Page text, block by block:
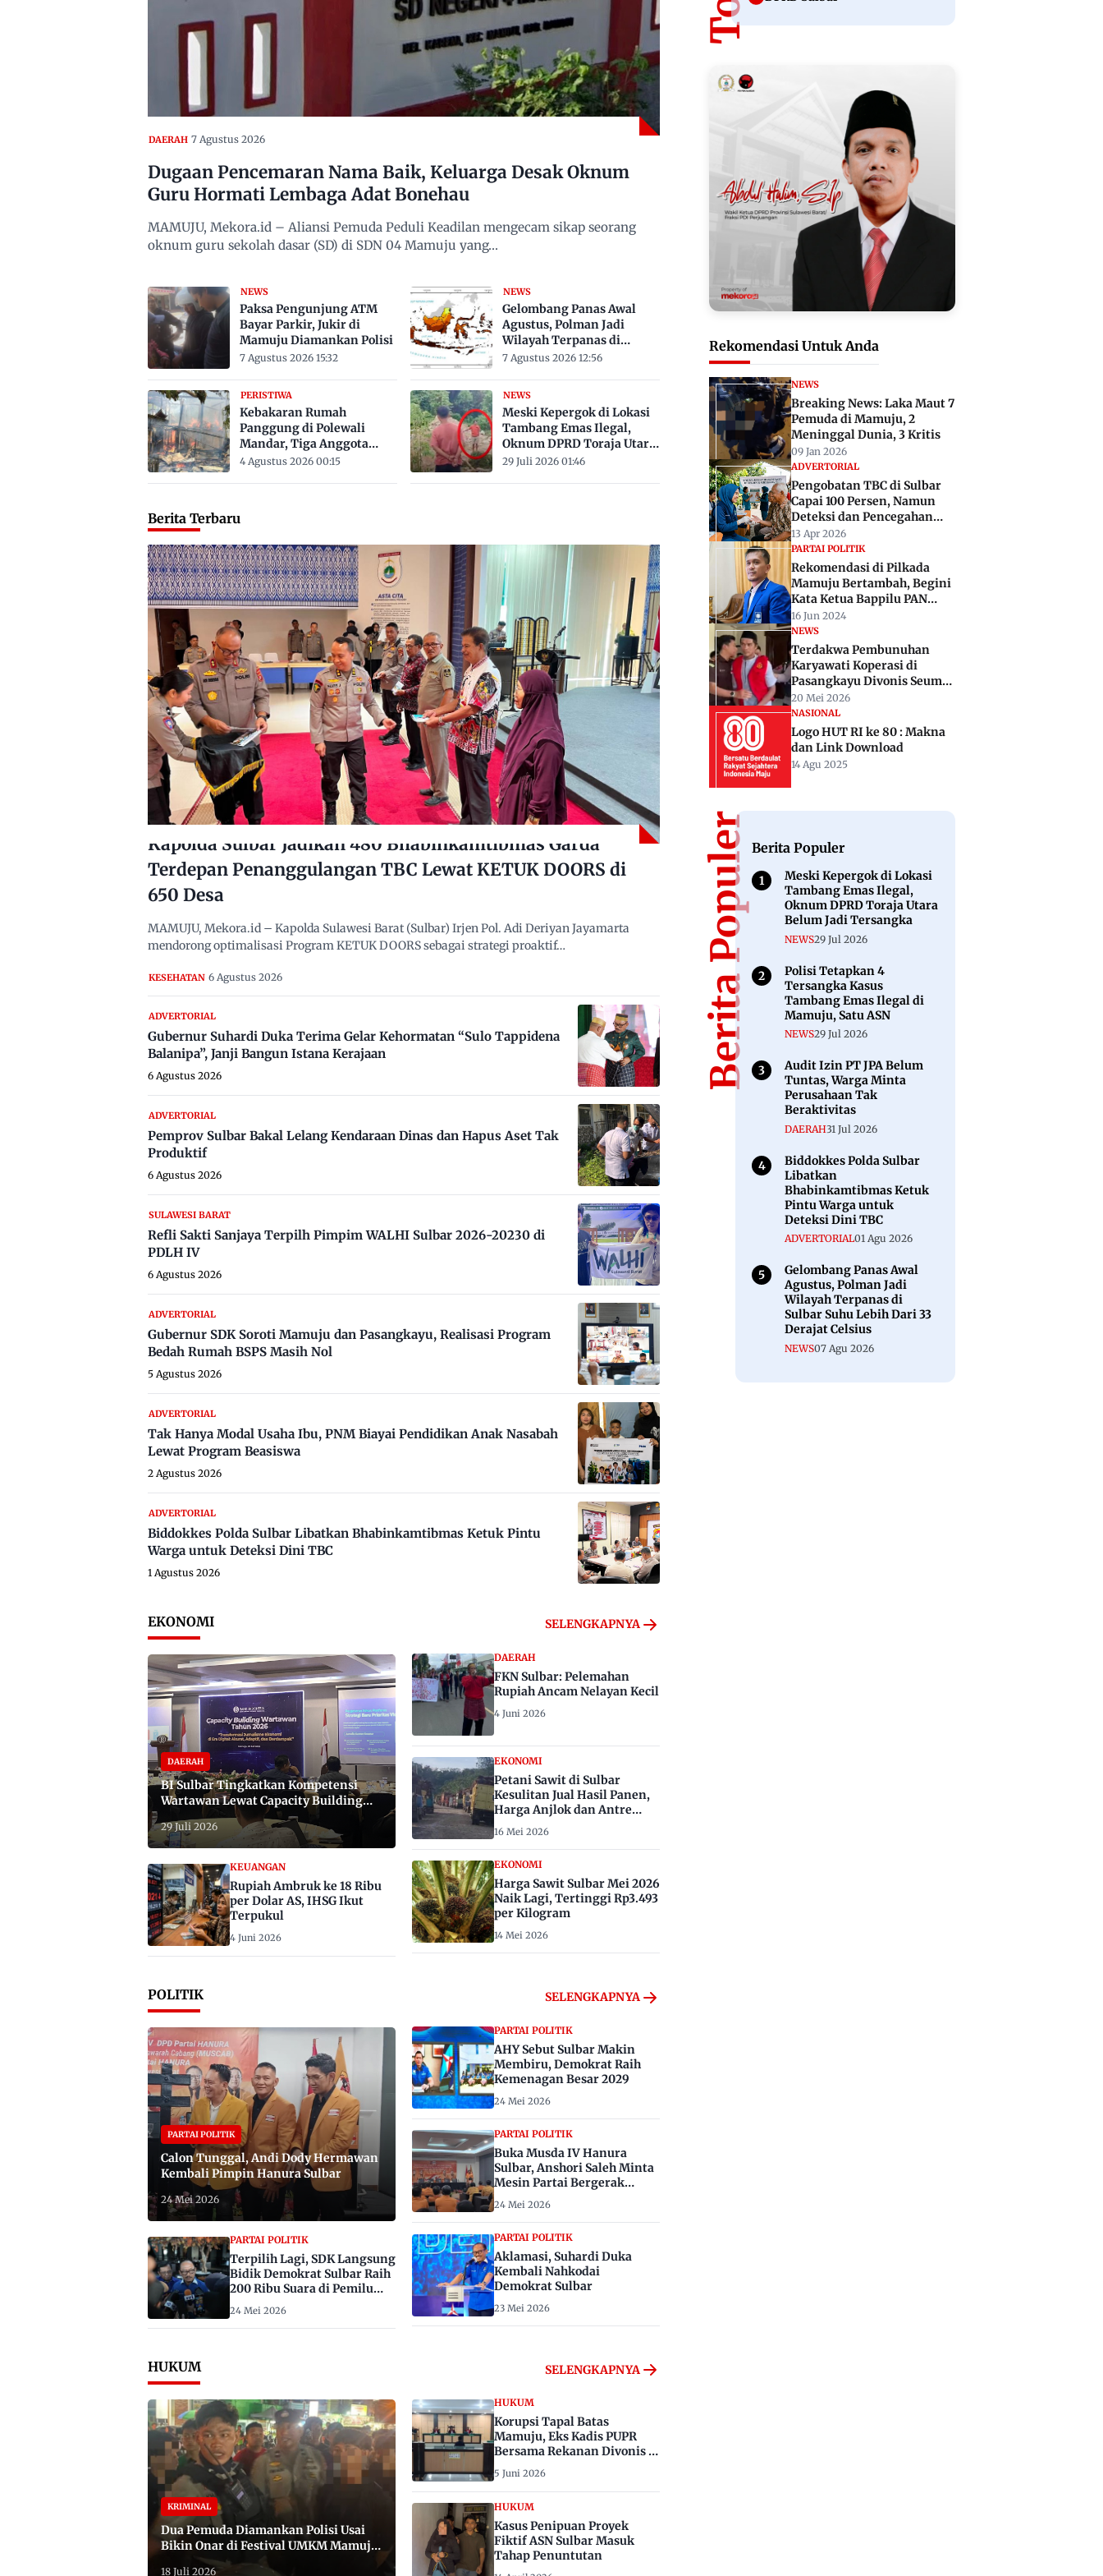
DAERAH 7 Agustus 2026
Dugaan Pencemaran Nama Baik, Keluarga Desak Oknum
Guru Hormati Lembaga Adat Bonehau
MAMUJU, Mekora.id – Aliansi Pemuda Peduli Keadilan mengecam sikap seorang
oknum guru sekolah dasar (SD) di SDN 04 Mamuju yang…
NEWS
Paksa Pengunjung ATM
Bayar Parkir, Jukir di
Mamuju Diamankan Polisi
7 Agustus 2026 15:32
NEWS
Gelombang Panas Awal
Agustus, Polman Jadi
Wilayah Terpanas di
Sulbar Suhu Lebih Dari 33
7 Agustus 2026 12:56
PERISTIWA
Kebakaran Rumah
Panggung di Polewali
Mandar, Tiga Anggota
Keluarga Tewas Terjebak
4 Agustus 2026 00:15
NEWS
Meski Kepergok di Lokasi
Tambang Emas Ilegal,
Oknum DPRD Toraja Utara
Belum Jadi Tersangka
29 Juli 2026 01:46
Berita Terbaru
Kapolda Sulbar Jadikan 480 Bhabinkamtibmas Garda
Terdepan Penanggulangan TBC Lewat KETUK DOORS di
650 Desa
MAMUJU, Mekora.id – Kapolda Sulawesi Barat (Sulbar) Irjen Pol. Adi Deriyan Jayamarta
mendorong optimalisasi Program KETUK DOORS sebagai strategi proaktif…
KESEHATAN 6 Agustus 2026
ADVERTORIAL
Gubernur Suhardi Duka Terima Gelar Kehormatan “Sulo Tappidena
Balanipa”, Janji Bangun Istana Kerajaan
6 Agustus 2026
ADVERTORIAL
Pemprov Sulbar Bakal Lelang Kendaraan Dinas dan Hapus Aset Tak
Produktif
6 Agustus 2026
SULAWESI BARAT
Refli Sakti Sanjaya Terpilh Pimpim WALHI Sulbar 2026-20230 di
PDLH IV
6 Agustus 2026
ADVERTORIAL
Gubernur SDK Soroti Mamuju dan Pasangkayu, Realisasi Program
Bedah Rumah BSPS Masih Nol
5 Agustus 2026
ADVERTORIAL
Tak Hanya Modal Usaha Ibu, PNM Biayai Pendidikan Anak Nasabah
Lewat Program Beasiswa
2 Agustus 2026
ADVERTORIAL
Biddokkes Polda Sulbar Libatkan Bhabinkamtibmas Ketuk Pintu
Warga untuk Deteksi Dini TBC
1 Agustus 2026
EKONOMI SELENGKAPNYA
DAERAH
BI Sulbar Tingkatkan Kompetensi
Wartawan Lewat Capacity Building
2026
29 Juli 2026
KEUANGAN
Rupiah Ambruk ke 18 Ribu
per Dolar AS, IHSG Ikut
Terpukul
4 Juni 2026
DAERAH
FKN Sulbar: Pelemahan
Rupiah Ancam Nelayan Kecil
4 Juni 2026
EKONOMI
Petani Sawit di Sulbar
Kesulitan Jual Hasil Panen,
Harga Anjlok dan Antre
Berhari-hari
16 Mei 2026
EKONOMI
Harga Sawit Sulbar Mei 2026
Naik Lagi, Tertinggi Rp3.493
per Kilogram
14 Mei 2026
POLITIK SELENGKAPNYA
PARTAI POLITIK
Calon Tunggal, Andi Dody Hermawan
Kembali Pimpin Hanura Sulbar
24 Mei 2026
PARTAI POLITIK
Terpilih Lagi, SDK Langsung
Bidik Demokrat Sulbar Raih
200 Ribu Suara di Pemilu
2029
24 Mei 2026
PARTAI POLITIK
AHY Sebut Sulbar Makin
Membiru, Demokrat Raih
Kemenagan Besar 2029
24 Mei 2026
PARTAI POLITIK
Buka Musda IV Hanura
Sulbar, Anshori Saleh Minta
Mesin Partai Bergerak
Menangkan Pemilu 2029
24 Mei 2026
PARTAI POLITIK
Aklamasi, Suhardi Duka
Kembali Nahkodai
Demokrat Sulbar
23 Mei 2026
HUKUM SELENGKAPNYA
KRIMINAL
Dua Pemuda Diamankan Polisi Usai
Bikin Onar di Festival UMKM Mamuju,
Satu Bawa Badik
18 Juli 2026
HUKUM
Korupsi Tapal Batas
Mamuju, Eks Kadis PUPR
Bersama Rekanan Divonis 6
dan 8 Tahun Penjara
5 Juni 2026
HUKUM
Kasus Penipuan Proyek
Fiktif ASN Sulbar Masuk
Tahap Penuntutan
Rekomendasi Untuk Anda
NEWS
Breaking News: Laka Maut 7
Pemuda di Mamuju, 2
Meninggal Dunia, 3 Kritis
09 Jan 2026
ADVERTORIAL
Pengobatan TBC di Sulbar
Capai 100 Persen, Namun
Deteksi dan Pencegahan
Masih Rendah
13 Apr 2026
PARTAI POLITIK
Rekomendasi di Pilkada
Mamuju Bertambah, Begini
Kata Ketua Bappilu PAN
Sulbar
16 Jun 2024
NEWS
Terdakwa Pembunuhan
Karyawati Koperasi di
Pasangkayu Divonis Seumur
Hidup Penjara
20 Mei 2026
NASIONAL
Logo HUT RI ke 80 : Makna
dan Link Download
14 Agu 2025
Berita PopulerBerita Populer
Meski Kepergok di Lokasi
Tambang Emas Ilegal,
Oknum DPRD Toraja Utara
Belum Jadi Tersangka
NEWS29 Jul 2026
Polisi Tetapkan 4
Tersangka Kasus
Tambang Emas Ilegal di
Mamuju, Satu ASN
NEWS29 Jul 2026
Audit Izin PT JPA Belum
Tuntas, Warga Minta
Perusahaan Tak
Beraktivitas
DAERAH31 Jul 2026
Biddokkes Polda Sulbar
Libatkan
Bhabinkamtibmas Ketuk
Pintu Warga untuk
Deteksi Dini TBC
ADVERTORIAL01 Agu 2026
Gelombang Panas Awal
Agustus, Polman Jadi
Wilayah Terpanas di
Sulbar Suhu Lebih Dari 33
Derajat Celsius
NEWS07 Agu 2026